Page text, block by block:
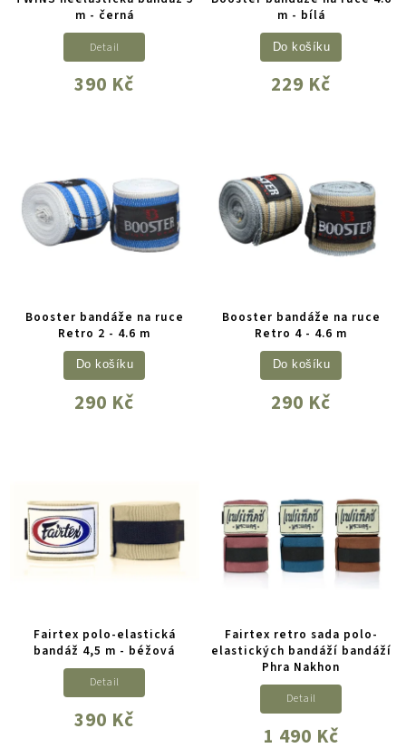
m - černá
390 Kč
Detail
m - bílá
229 Kč
Do košíku
Booster bandáže na ruce
Retro 2 - 4.6 m
290 Kč
Do košíku
Booster bandáže na ruce
Retro 4 - 4.6 m
290 Kč
Do košíku
Fairtex polo-elastická
bandáž 4,5 m - béžová
390 Kč
Detail
Fairtex retro sada polo-
elastických bandáží bandáží
Phra Nakhon
1 490 Kč
Detail